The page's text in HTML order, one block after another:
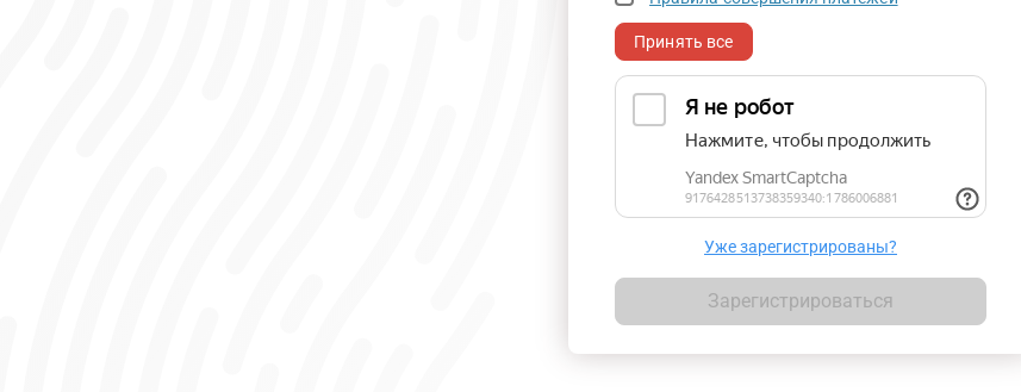
Принять все
Уже зарегистрированы?
Зарегистрироваться